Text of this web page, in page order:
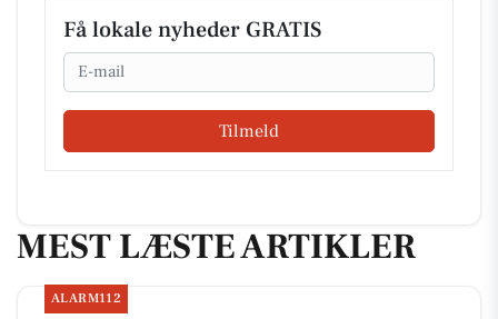
Få lokale nyheder GRATIS
Email
Tilmeld
MEST LÆSTE ARTIKLER
ALARM112